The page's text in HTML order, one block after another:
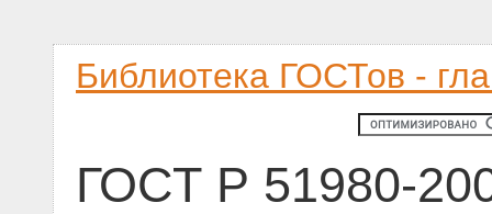
Библиотека ГОСТов -
ГОСТ Р 51980-